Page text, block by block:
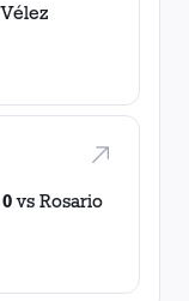
Vélez
0vs Rosario